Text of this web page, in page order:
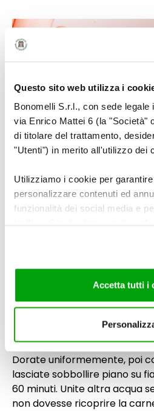
Questo sito web utilizza i
Bonomelli S.r.l., con sede legale
via Enrico Mattei 6 (la "Società"
di titolare del trattamento,
"Utenti") in merito all'utilizzo dei
Utilizziamo i cookie per
personalizzare contenuti ed
funzionalità dei social media e
di analisi dei dati web, pubblicità
potrebbero combinarle con altre
fornito loro o che hanno raccolto
cookie consultare la cookie
chiudere il banner, non verranno
dispositivo ad eccezione di
corretto funzionamento del sito.
Accetta tutti i
4
Dorate uniformemente, poi
lasciate sobbollire piano su
60 minuti. Unite altra acqua
non dovesse ricoprire la